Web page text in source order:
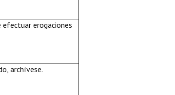
erogaciones
archívese.